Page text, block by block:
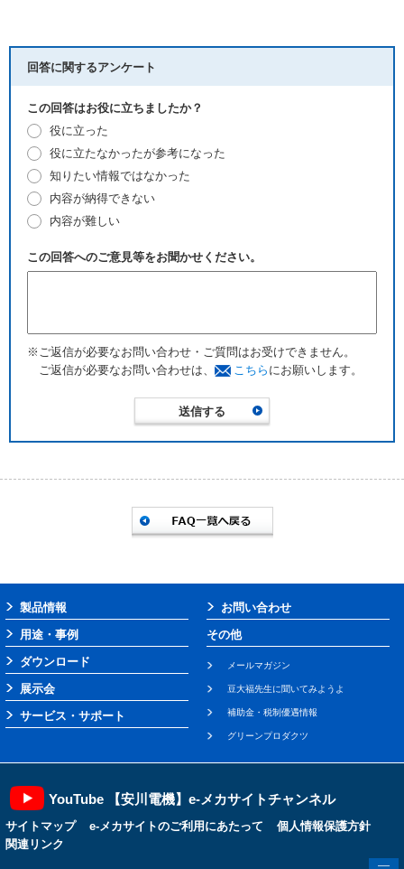
回答に関するアンケート
この回答はお役に立ちましたか？
役に立った
役に立たなかったが参考になった
知りたい情報ではなかった
内容が納得できない
内容が難しい
この回答へのご意見等をお聞かせください。
※ご返信が必要なお問い合わせ・ご質問はお受けできません。
ご返信が必要なお問い合わせは、
こちら にお願いします。
製品情報
用途・事例
ダウンロード
展示会
サービス・サポート
お問い合わせ
その他
メールマガジン
豆大福先生に聞いてみようよ
補助金・税制優遇情報
グリーンプロダクツ
YouTube 【安川電機】e-メカサイトチャンネル
サイトマップ e-メカサイトのご利用にあたって
個人情報保護方針
関連リンク